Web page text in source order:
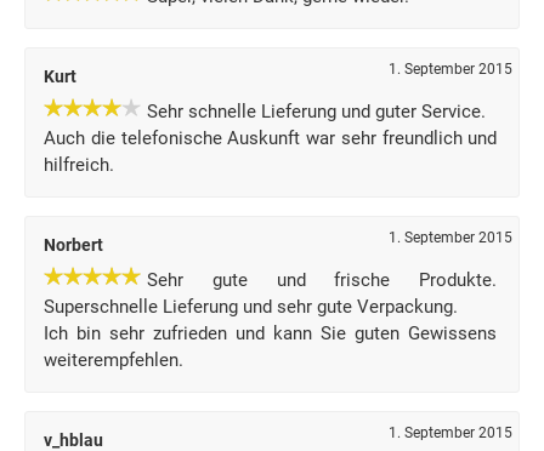
Kurt 1. September 2015
Sehr schnelle Lieferung und guter Service.
Auch die telefonische Auskunft war sehr freundlich und
hilfreich.
Norbert 1. September 2015
Sehr gute und frische Produkte.
Superschnelle Lieferung und sehr gute Verpackung.
Ich bin sehr zufrieden und kann Sie guten Gewissens
weiterempfehlen.
v_hblau 1. September 2015